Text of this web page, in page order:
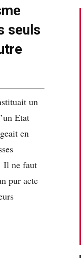
seuls
un
Etat
en
Il ne faut
pur acte